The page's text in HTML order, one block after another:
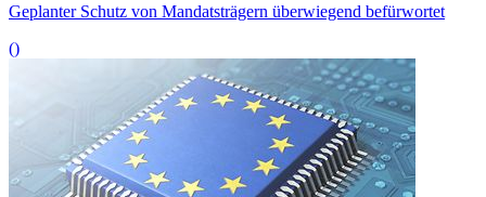
Geplanter Schutz von Mandatsträgern überwiegend befürwortet
()